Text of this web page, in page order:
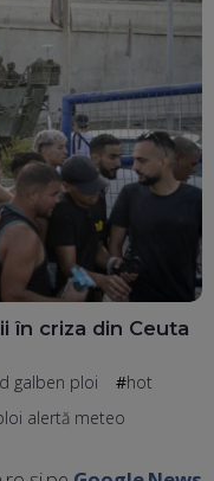
în criza din Ceuta
galben ploi
hot
alertă meteo